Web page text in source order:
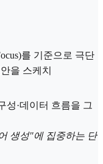
를 기준으로 극단
을 스케치
성·데이터 흐름을 그
생성"에 집중하는 단